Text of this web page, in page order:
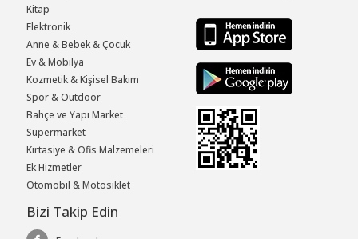
Kitap
Elektronik
Anne & Bebek & Çocuk
Ev & Mobilya
Kozmetik & Kişisel Bakım
Spor & Outdoor
Bahçe ve Yapı Market
Süpermarket
Kırtasiye & Ofis Malzemeleri
Ek Hizmetler
Otomobil & Motosiklet
Bizi Takip Edin